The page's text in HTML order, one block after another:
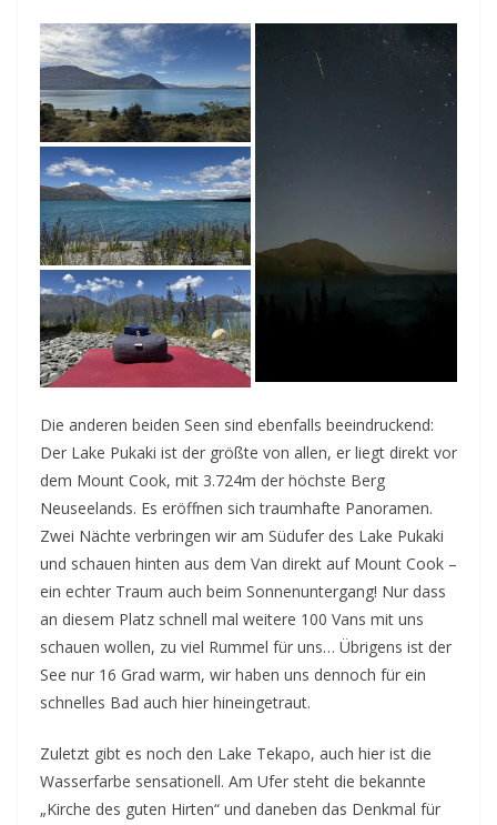
Die anderen beiden Seen sind ebenfalls beeindruckend:
Der Lake Pukaki ist der größte von allen, er liegt direkt vor
dem Mount Cook, mit 3.724m der höchste Berg
Neuseelands. Es eröffnen sich traumhafte Panoramen.
Zwei Nächte verbringen wir am Südufer des Lake Pukaki
und schauen hinten aus dem Van direkt auf Mount Cook –
ein echter Traum auch beim Sonnenuntergang! Nur dass
an diesem Platz schnell mal weitere 100 Vans mit uns
schauen wollen, zu viel Rummel für uns… Übrigens ist der
See nur 16 Grad warm, wir haben uns dennoch für ein
schnelles Bad auch hier hineingetraut.
Zuletzt gibt es noch den Lake Tekapo, auch hier ist die
Wasserfarbe sensationell. Am Ufer steht die bekannte
„Kirche des guten Hirten“ und daneben das Denkmal für